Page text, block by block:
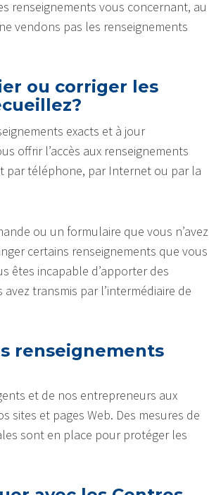
renseignements vous concernant, au
vendons pas les renseignements
ou corriger les
exacts et à jour
offrir l’accès aux renseignements
par téléphone, par Internet ou par la
ou un formulaire que vous n’avez
certains renseignements que vous
êtes incapable d’apporter des
transmis par l’intermédiaire de
renseignements
et de nos entrepreneurs aux
sites et pages Web. Des mesures de
sont en place pour protéger les